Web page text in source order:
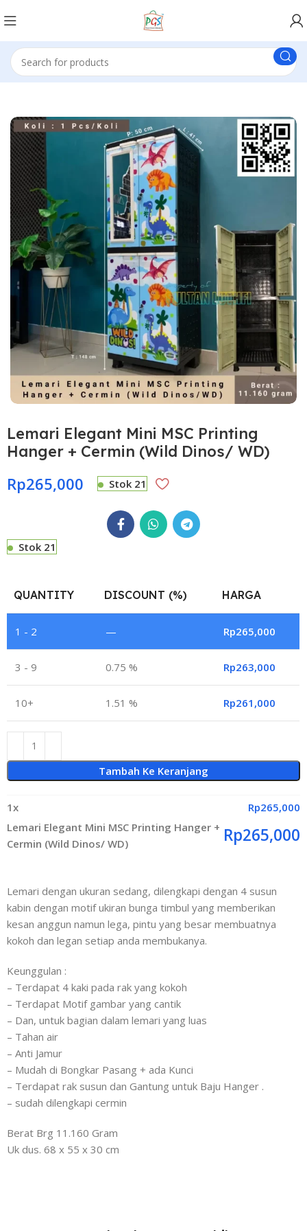
Lemari Elegant Mini MSC Printing
Hanger + Cermin (Wild Dinos/ WD)
Rp265,000 Stok 21
Stok 21
QUANTITY DISCOUNT (%) HARGA
1 - 2 — Rp265,000
3 - 9 0.75 % Rp263,000
10+ 1.51 % Rp261,000
Tambah Ke Keranjang
1x Rp265,000
Lemari Elegant Mini MSC Printing Hanger +
Cermin (Wild Dinos/ WD)
Rp265,000
Lemari dengan ukuran sedang, dilengkapi dengan 4 susun
kabin dengan motif ukiran bunga timbul yang memberikan
kesan anggun namun lega, pintu yang besar membuatnya
kokoh dan legan setiap anda membukanya.
Keunggulan :
– Terdapat 4 kaki pada rak yang kokoh
– Terdapat Motif gambar yang cantik
– Dan, untuk bagian dalam lemari yang luas
– Tahan air
– Anti Jamur
– Mudah di Bongkar Pasang + ada Kunci
– Terdapat rak susun dan Gantung untuk Baju Hanger .
– sudah dilengkapi cermin
Berat Brg 11.160 Gram
Uk dus. 68 x 55 x 30 cm